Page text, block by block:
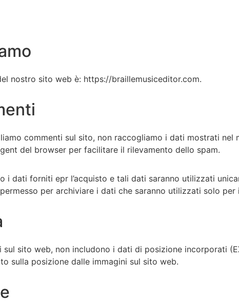
nostro sito web è: https://braillemusiceditor.com.
commenti sul sito, non raccogliamo i dati mostrati
del browser per facilitare il rilevamento dello spam.
i dati forniti epr l’acquisto e tali dati saranno utilizzati
per archiviare i dati che saranno utilizzati solo
sul sito web, non includono i dati di posizione incorporati
sulla posizione dalle immagini sul sito web.